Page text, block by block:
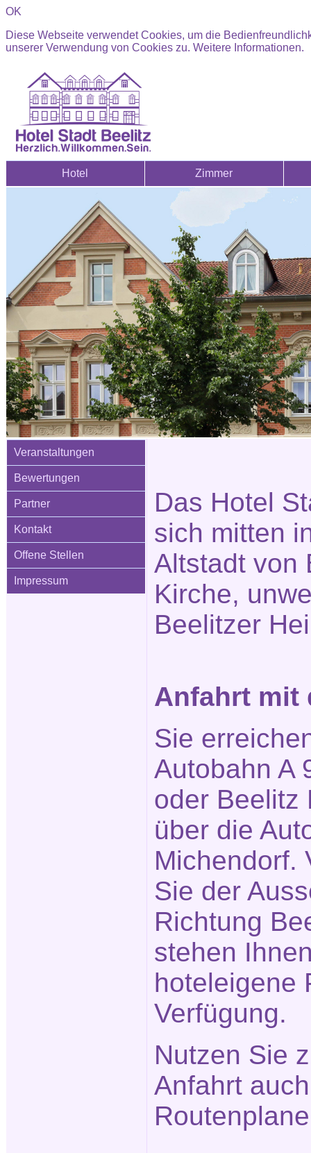
OK
Diese Webseite verwendet Cookies, um die
unserer Verwendung von Cookies zu. Weitere Informationen.
Hotel Zimmer
Veranstaltungen
Bewertungen
Partner
Kontakt
Offene Stellen
Impressum
Das Hotel
sich mitten
Altstadt von
Kirche,
Beelitzer
Anfahrt mit
Sie
Autobahn A
oder Beelitz
über die
Michendorf.
Sie der
Richtung
stehen
hoteleigene
Verfügung.
Nutzen Sie
Anfahrt